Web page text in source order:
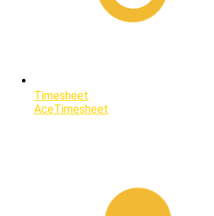
Timesheet
AceTimesheet